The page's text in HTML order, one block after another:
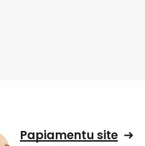
Papiamentu site